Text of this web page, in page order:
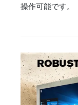
操作可能です。